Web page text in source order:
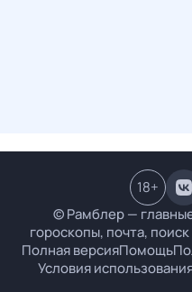
© Рамблер —
гороскопы, почта,
Полная версияПомощь
Условия
18+